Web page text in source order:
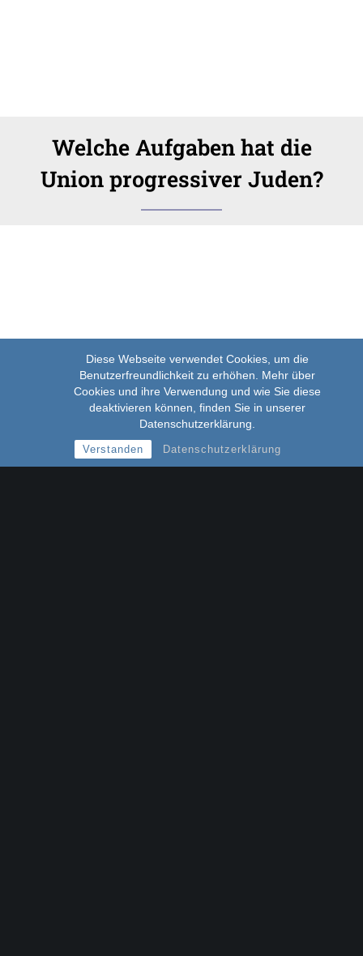
Diese Webseite verwendet Cookies, um die
Benutzerfreundlichkeit zu erhöhen. Mehr über
Cookies und ihre Verwendung und wie Sie diese
deaktivieren können, finden Sie in unserer
Datenschutzerklärung.
Verstanden Datenschutzerklärung
Welche Aufgaben hat die
Union progressiver Juden?